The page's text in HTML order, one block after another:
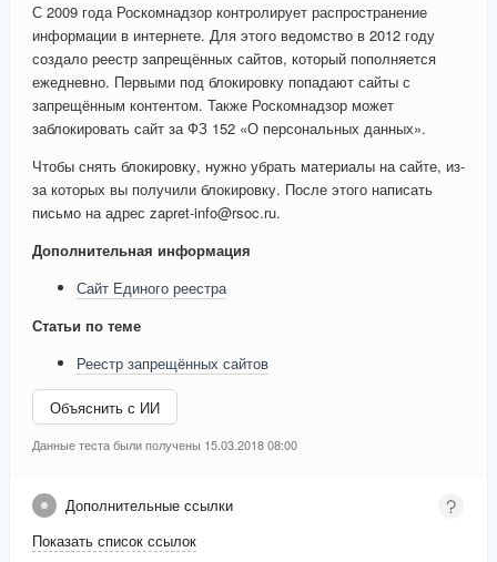
С 2009 года Роскомнадзор контролирует распространение
информации в интернете. Для этого ведомство в 2012 году
создало реестр запрещённых сайтов, который пополняется
ежедневно. Первыми под блокировку попадают сайты с
запрещённым контентом. Также Роскомнадзор может
заблокировать сайт за ФЗ 152 «О персональных данных».
Чтобы снять блокировку, нужно убрать материалы на сайте, из-
за которых вы получили блокировку. После этого написать
письмо на адрес zapret-info@rsoc.ru.
Дополнительная информация
Сайт Единого реестра
Статьи по теме
Реестр запрещённых сайтов
Объяснить с ИИ
Данные теста были получены 15.03.2018 08:00
Дополнительные ссылки
Показать список ссылок